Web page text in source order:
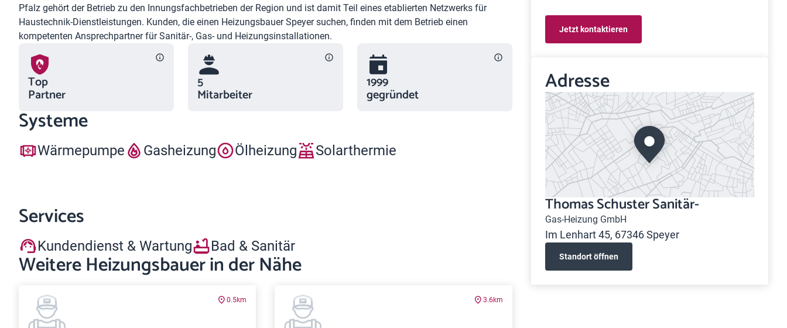
Pfalz gehört der Betrieb zu den Innungsfachbetrieben der Region und ist damit Teil eines etablierten Netzwerks für
Haustechnik-Dienstleistungen. Kunden, die einen Heizungsbauer Speyer suchen, finden mit dem Betrieb einen
kompetenten Ansprechpartner für Sanitär-, Gas- und Heizungsinstallationen.
Top
Partner
5
Mitarbeiter
1999
gegründet
Systeme
Wärmepumpe Gasheizung Ölheizung Solarthermie
Services
Kundendienst & Wartung Bad & Sanitär
Weitere Heizungsbauer in der Nähe
0.5km 3.6km
Jetzt kontaktieren
Adresse
Thomas Schuster Sanitär-
Gas-Heizung GmbH
Im Lenhart 45, 67346 Speyer
Standort öffnen